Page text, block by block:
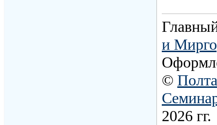
и
©
2026 гг.